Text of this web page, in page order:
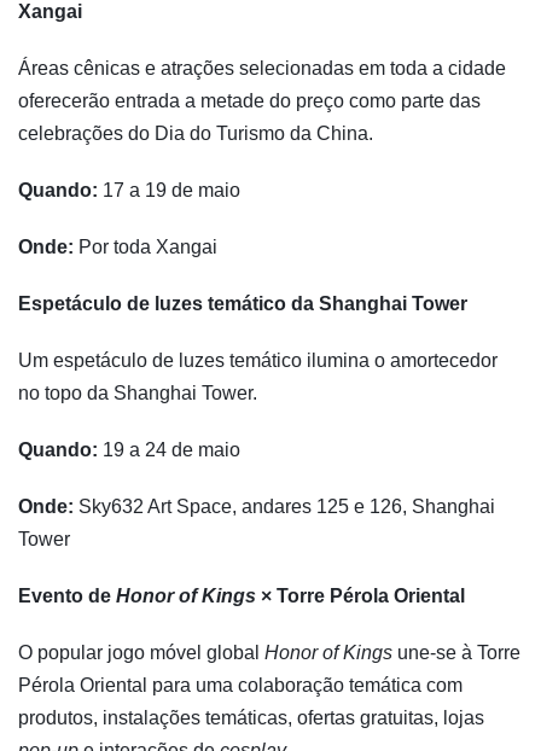
Xangai
Áreas cênicas e atrações selecionadas em toda a cidade
oferecerão entrada a metade do preço como parte das
celebrações do Dia do Turismo da China.
Quando: 17 a 19 de maio
Onde: Por toda Xangai
Espetáculo de luzes temático da Shanghai Tower
Um espetáculo de luzes temático ilumina o amortecedor
no topo da Shanghai Tower.
Quando: 19 a 24 de maio
Onde: Sky632 Art Space, andares 125 e 126, Shanghai
Tower
Evento de Honor of Kings × Torre Pérola Oriental
O popular jogo móvel global Honor of Kings une-se à Torre
Pérola Oriental para uma colaboração temática com
produtos, instalações temáticas, ofertas gratuitas, lojas